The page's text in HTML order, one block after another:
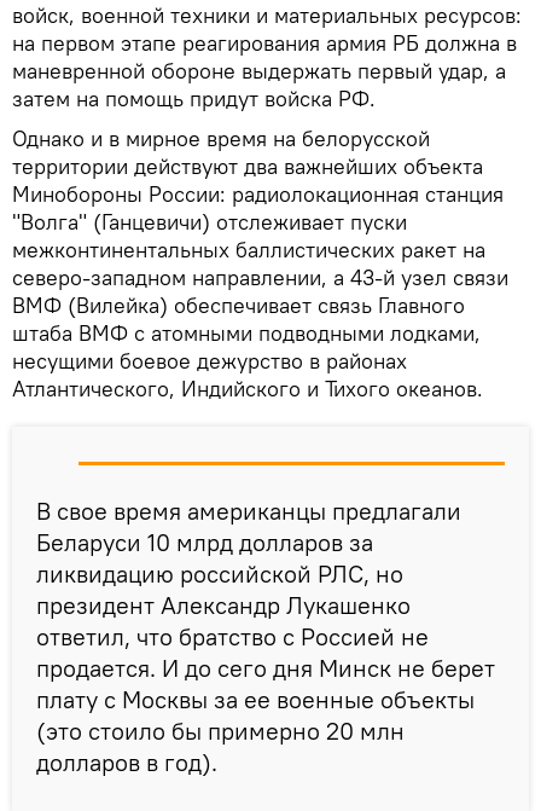
войск, военной техники и материальных ресурсов:
на первом этапе реагирования армия РБ должна в
маневренной обороне выдержать первый удар, а
затем на помощь придут войска РФ.
Однако и в мирное время на белорусской
территории действуют два важнейших объекта
Минобороны России: радиолокационная станция
"Волга" (Ганцевичи) отслеживает пуски
межконтинентальных баллистических ракет на
северо-западном направлении, а 43-й узел связи
ВМФ (Вилейка) обеспечивает связь Главного
штаба ВМФ с атомными подводными лодками,
несущими боевое дежурство в районах
Атлантического, Индийского и Тихого океанов.
В свое время американцы предлагали
Беларуси 10 млрд долларов за
ликвидацию российской РЛС, но
президент Александр Лукашенко
ответил, что братство с Россией не
продается. И до сего дня Минск не берет
плату с Москвы за ее военные объекты
(это стоило бы примерно 20 млн
долларов в год).